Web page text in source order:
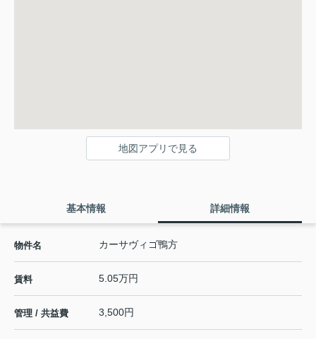
地図アプリで見る
基本情報 詳細情報
物件名 カーサヴィゴ鴨方
賃料 5.05万円
管理 / 共益費 3,500円